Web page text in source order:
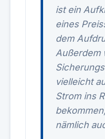
ist ein
eines
dem
Außerdem
vielleicht
Strom ins
nämlich